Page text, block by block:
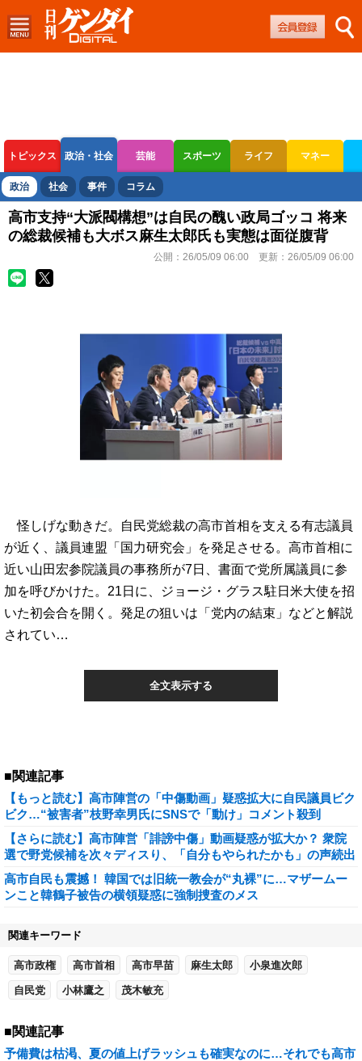
トピックス 政治・社会 芸能 スポーツ ライフ マネー
ボートレース 競輪 オートレース
政治 社会 事件 コラム
高市支持“大派閥構想”は自民の醜い政局ゴッコ 将来
の総裁候補も大ボス麻生太郎氏も実態は面従腹背
公開： 26/05/09 06:00 更新： 26/05/09 06:00
怪しげな動きだ。自民党総裁の高市首相を支える有志議員
が近く、議員連盟「国力研究会」を発足させる。高市首相に
近い山田宏参院議員の事務所が7日、書面で党所属議員に参
加を呼びかけた。21日に、ジョージ・グラス駐日米大使を招
いた初会合を開く。発足の狙いは「党内の結束」などと解説
されてい…
全文表示する
■関連記事
【もっと読む】高市陣営の「中傷動画」疑惑拡大に自民議員ビク
ビク…“被害者”枝野幸男氏にSNSで「動け」コメント殺到
【さらに読む】高市陣営「誹謗中傷」動画疑惑が拡大か？ 衆院
選で野党候補を次々ディスり、「自分もやられたかも」の声続出
高市自民も震撼！ 韓国では旧統一教会が“丸裸”に…マザームー
ンこと韓鶴子被告の横領疑惑に強制捜査のメス
関連キーワード
高市政権 高市首相 高市早苗 麻生太郎 小泉進次郎
自民党 小林鷹之 茂木敏充
■関連記事
予備費は枯渇、夏の値上げラッシュも確実なのに…それでも高市